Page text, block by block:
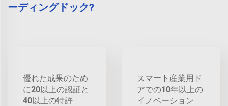
ーディングドック?
優れた成果のため
に20以上の認証と
40以上の特許
スマート産業用ド
アでの10年以上の
イノベーション